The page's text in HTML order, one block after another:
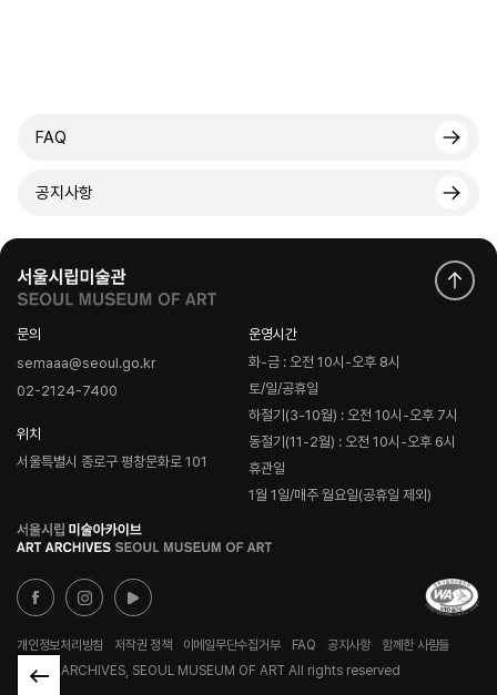
FAQ
공지사항
문의
semaaa@seoul.go.kr
02-2124-7400
위치
서울특별시 종로구 평창문화로 101
운영시간
화-금 : 오전 10시-오후 8시
토/일/공휴일
하절기(3-10월) : 오전 10시-오후 7시
동절기(11-2월) : 오전 10시-오후 6시
휴관일
1월 1일/매주 월요일(공휴일 제외)
로
고
개인정보처리방침 저작권 정책 이메일무단수집거부 FAQ 공지사항
함께한 사람들
© ART ARCHIVES, SEOUL MUSEUM OF ART All rights reserved